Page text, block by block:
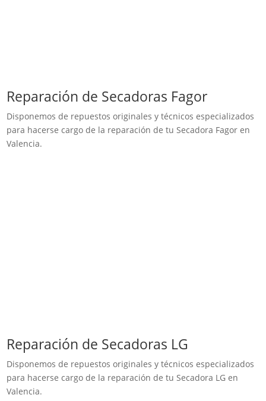
Reparación de Secadoras Fagor
Disponemos de repuestos originales y técnicos especializados
para hacerse cargo de la reparación de tu Secadora Fagor en
Valencia.
Reparación de Secadoras LG
Disponemos de repuestos originales y técnicos especializados
para hacerse cargo de la reparación de tu Secadora LG en
Valencia.